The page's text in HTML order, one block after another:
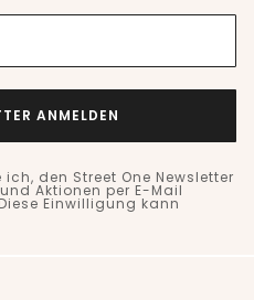
ANMELDEN
den Street One Newsletter
Aktionen per E-Mail
Einwilligung kann